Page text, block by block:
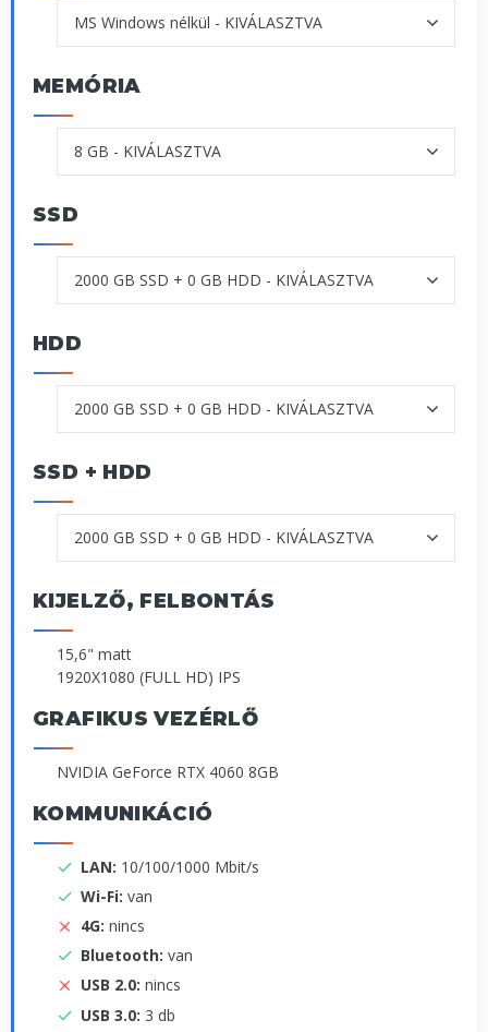
MEMÓRIA
SSD
HDD
SSD + HDD
KIJELZŐ, FELBONTÁS
15,6" matt
1920X1080 (FULL HD) IPS
GRAFIKUS VEZÉRLŐ
NVIDIA GeForce RTX 4060 8GB
KOMMUNIKÁCIÓ
LAN: 10/100/1000 Mbit/s
Wi-Fi: van
4G: nincs
Bluetooth: van
USB 2.0: nincs
USB 3.0: 3 db